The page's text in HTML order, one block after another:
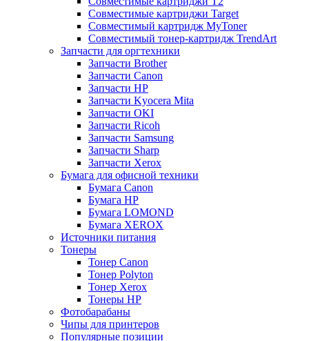
Совместимые картриджи Target
Совместимый картридж MyToner
Совместимый тонер-картридж TrendArt
Запчасти для оргтехники
Запчасти Brother
Запчасти Canon
Запчасти HP
Запчасти Kyocera Mita
Запчасти OKI
Запчасти Ricoh
Запчасти Samsung
Запчасти Sharp
Запчасти Xerox
Бумага для офисной техники
Бумага Canon
Бумага HP
Бумага LOMOND
Бумага XEROX
Источники питания
Тонеры
Тонер Canon
Тонер Polyton
Тонер Xerox
Тонеры HP
Фотобарабаны
Чипы для принтеров
Популярные позиции